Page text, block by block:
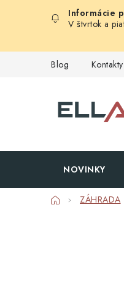
V štvrtok a
Blog Kontakty
NOVINKY
DomovZÁHRADA